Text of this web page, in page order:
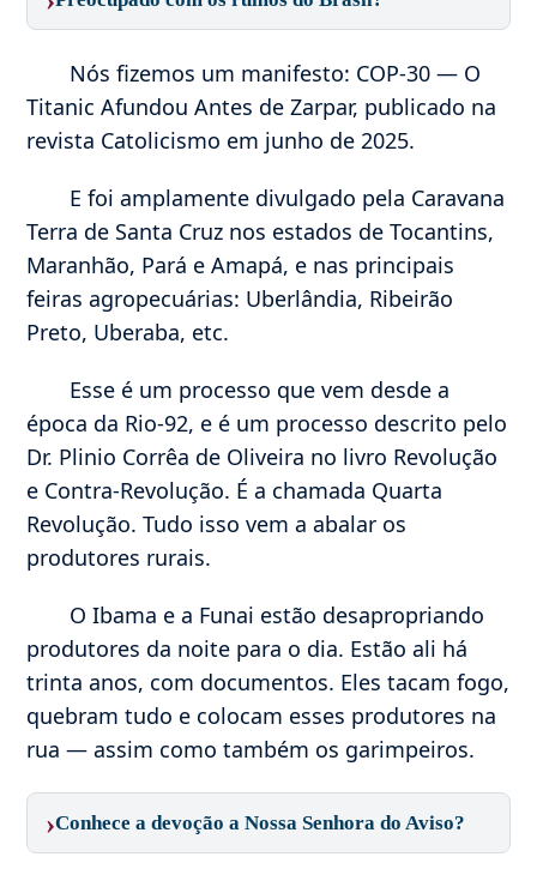
Nós fizemos um manifesto: COP-30 — O
Titanic Afundou Antes de Zarpar, publicado na
revista Catolicismo em junho de 2025.
E foi amplamente divulgado pela Caravana
Terra de Santa Cruz nos estados de Tocantins,
Maranhão, Pará e Amapá, e nas principais
feiras agropecuárias: Uberlândia, Ribeirão
Preto, Uberaba, etc.
Esse é um processo que vem desde a
época da Rio-92, e é um processo descrito pelo
Dr. Plinio Corrêa de Oliveira no livro Revolução
e Contra-Revolução. É a chamada Quarta
Revolução. Tudo isso vem a abalar os
produtores rurais.
O Ibama e a Funai estão desapropriando
produtores da noite para o dia. Estão ali há
trinta anos, com documentos. Eles tacam fogo,
quebram tudo e colocam esses produtores na
rua — assim como também os garimpeiros.
›Conhece a devoção a Nossa Senhora do Aviso?